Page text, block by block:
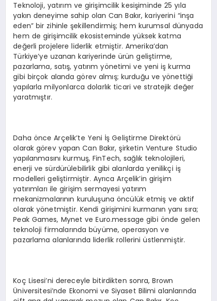
Teknoloji, yatırım ve girişimcilik kesişiminde 25 yıla
yakın deneyime sahip olan Can Bakır, kariyerini “inşa
eden” bir zihinle şekillendirmiş; hem kurumsal dünyada
hem de girişimcilik ekosisteminde yüksek katma
değerli projelere liderlik etmiştir. Amerika’dan
Türkiye’ye uzanan kariyerinde ürün geliştirme,
pazarlama, satış, yatırım yönetimi ve yeni iş kurma
gibi birçok alanda görev almış; kurduğu ve yönettiği
yapılarla milyonlarca dolarlık ticari ve stratejik değer
yaratmıştır.
Daha önce Arçelik’te Yeni İş Geliştirme Direktörü
olarak görev yapan Can Bakır, şirketin Venture Studio
yapılanmasını kurmuş, FinTech, sağlık teknolojileri,
enerji ve sürdürülebilirlik gibi alanlarda yenilikçi iş
modelleri geliştirmiştir. Ayrıca Arçelik’in girişim
yatırımları ile girişim sermayesi yatırım
mekanizmalarının kuruluşuna öncülük etmiş ve aktif
olarak yönetmiştir. Kendi girişimini kurmanın yanı sıra;
Peak Games, Mynet ve Euro.message gibi önde gelen
teknoloji firmalarında büyüme, operasyon ve
pazarlama alanlarında liderlik rollerini üstlenmiştir.
Koç Lisesi’ni dereceyle bitirdikten sonra, Brown
Üniversitesi’nde Ekonomi ve Siyaset Bilimi alanlarında